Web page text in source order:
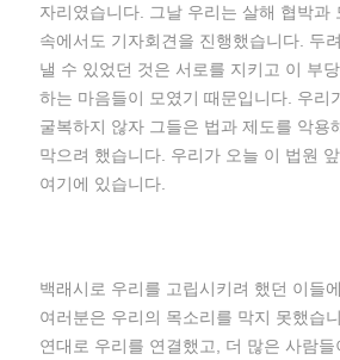
자리였습니다. 그날 우리는 살해 협박과
속에서도 기자회견을 진행했습니다. 두
낼 수 있었던 것은 서로를 지키고 이 부
하는 마음들이 모였기 때문입니다. 우리
굴복하지 않자 그들은 법과 제도를 악용
막으려 했습니다. 우리가 오늘 이 법원
여기에 있습니다.
백래시로 우리를 고립시키려 했던 이들
여러분은 우리의 목소리를 막지 못했습
연대로 우리를 연결했고, 더 많은 사람